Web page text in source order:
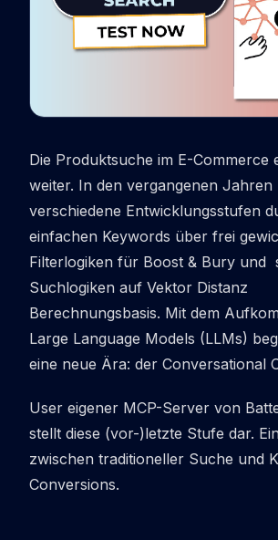
Die Produktsuche im E-Commerce
weiter. In den vergangenen Jahren
verschiedene Entwicklungsstufen
einfachen Keywords über frei
Filterlogiken für Boost & Bury und
Suchlogiken auf Vektor Distanz
Berechnungsbasis. Mit dem
Large Language Models (LLMs)
eine neue Ära: der Conversational
User eigener MCP-Server von
stellt diese (vor-)letzte Stufe dar.
zwischen traditioneller Suche und
Conversions.